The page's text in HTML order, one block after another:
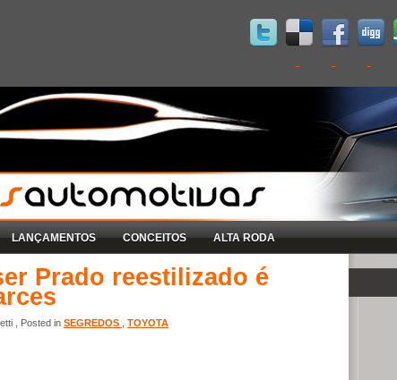
LANÇAMENTOS CONCEITOS ALTA RODA
Prado reestilizado é
, Posted in SEGREDOS TOYOTA